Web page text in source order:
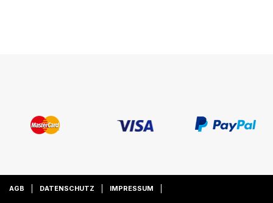
AGB DATENSCHUTZ IMPRESSUM